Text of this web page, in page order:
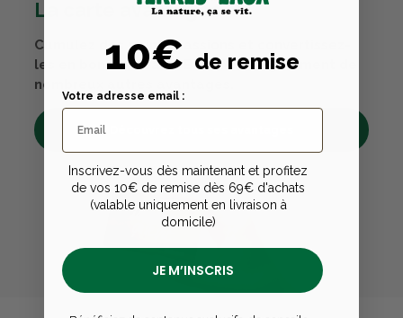
La carte avantages
Cumulez des points passions et convertissez-
les en bons cadeaux. Bénéficiez également de
nombreux autres avantages.
10€ de remise
Votre adresse email :
Inscrivez-vous dès maintenant et profitez
de vos 10€ de remise dès 69€ d'achats
(valable uniquement en livraison à
domicile)
JE M’INSCRIS